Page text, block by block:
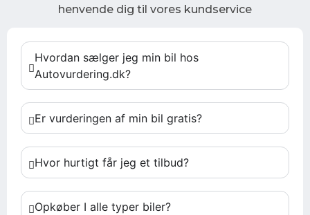
henvende dig til vores kundservice
Hvordan sælger jeg min bil hos
Autovurdering.dk?
Er vurderingen af min bil gratis?
Hvor hurtigt får jeg et tilbud?
Opkøber I alle typer biler?